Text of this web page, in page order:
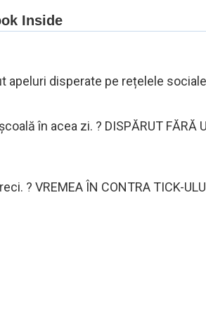
apeluri disperate pe rețelele
în acea zi. ? DISPĂRUT FĂRĂ
? VREMEA ÎN CONTRA TICK-